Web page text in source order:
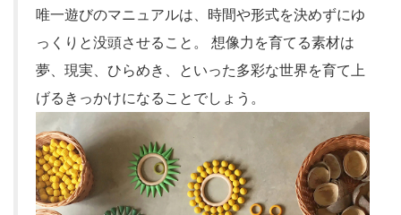
唯一遊びのマニュアルは、時間や形式を決めずにゆ
っくりと没頭させること。 想像力を育てる素材は
夢、現実、ひらめき、といった多彩な世界を育て上
げるきっかけになることでしょう。